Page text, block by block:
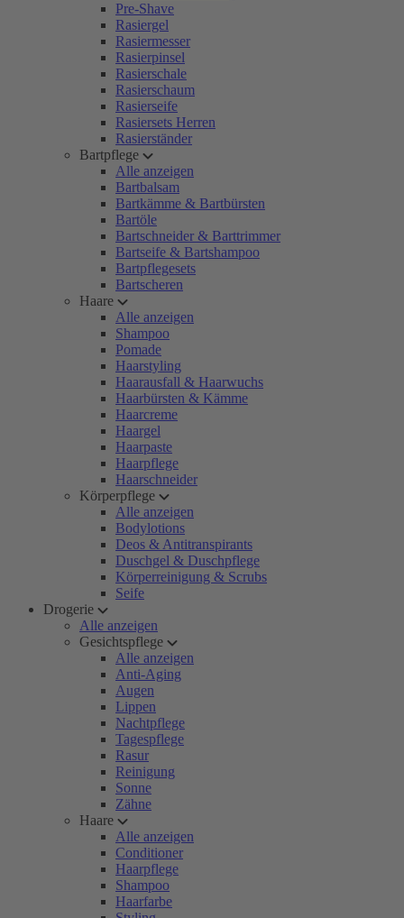
Pre-Shave
Rasiergel
Rasiermesser
Rasierpinsel
Rasierschale
Rasierschaum
Rasierseife
Rasiersets Herren
Rasierständer
Bartpflege
Alle anzeigen
Bartbalsam
Bartkämme & Bartbürsten
Bartöle
Bartschneider & Barttrimmer
Bartseife & Bartshampoo
Bartpflegesets
Bartscheren
Haare
Alle anzeigen
Shampoo
Pomade
Haarstyling
Haarausfall & Haarwuchs
Haarbürsten & Kämme
Haarcreme
Haargel
Haarpaste
Haarpflege
Haarschneider
Körperpflege
Alle anzeigen
Bodylotions
Deos & Antitranspirants
Duschgel & Duschpflege
Körperreinigung & Scrubs
Seife
Drogerie
Alle anzeigen
Gesichtspflege
Alle anzeigen
Anti-Aging
Augen
Lippen
Nachtpflege
Tagespflege
Rasur
Reinigung
Sonne
Zähne
Haare
Alle anzeigen
Conditioner
Haarpflege
Shampoo
Haarfarbe